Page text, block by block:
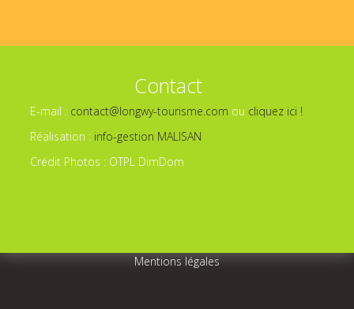
Contact
E-mail : contact@longwy-tourisme.com ou cliquez ici !
Réalisation : info-gestion MALISAN
Crédit Photos : OTPL DimDom
Mentions légales